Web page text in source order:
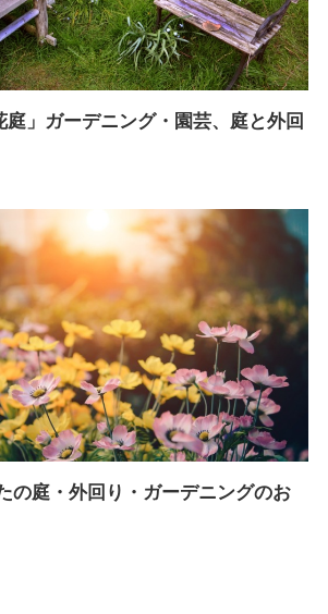
庭」ガーデニング・園芸、庭と外回
の庭・外回り・ガーデニングのお